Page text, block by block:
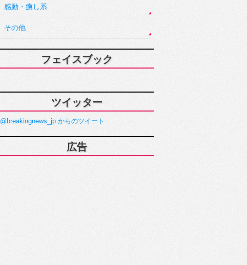
感動・癒し系
その他
フェイスブック
ツイッター
@breakingnews_jp からのツイート
広告